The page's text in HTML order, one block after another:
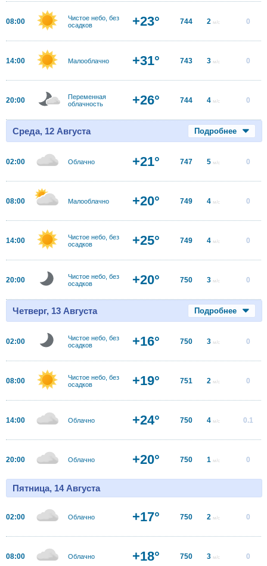
08:00
Чистое небо, без
осадков
+23° 744 2 м/с 0
14:00 Малооблачно +31° 743 3 м/с 0
20:00
Переменная
облачность
+26° 744 4 м/с 0
Среда, 12 Августа Подробнее
02:00 Облачно +21° 747 5 м/с 0
08:00 Малооблачно +20° 749 4 м/с 0
14:00
Чистое небо, без
осадков
+25° 749 4 м/с 0
20:00
Чистое небо, без
осадков
+20° 750 3 м/с 0
Четверг, 13 Августа Подробнее
02:00
Чистое небо, без
осадков
+16° 750 3 м/с 0
08:00
Чистое небо, без
осадков
+19° 751 2 м/с 0
14:00 Облачно +24° 750 4 м/с 0.1
20:00 Облачно +20° 750 1 м/с 0
Пятница, 14 Августа
02:00 Облачно +17° 750 2 м/с 0
08:00 Облачно +18° 750 3 м/с 0